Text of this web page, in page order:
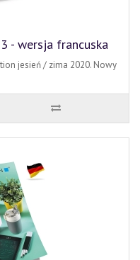
- wersja francuska
jesień / zima 2020. Nowy